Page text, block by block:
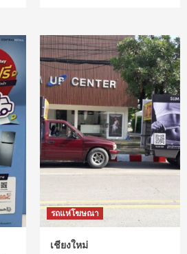
รถแห่โฆษณา
เชียงใหม่